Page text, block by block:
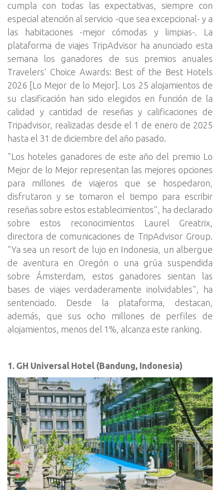
cumpla con todas las expectativas, siempre con
especial atención al servicio -que sea excepcional- y a
las habitaciones -mejor cómodas y limpias-. La
plataforma de viajes TripAdvisor ha anunciado esta
semana los ganadores de sus premios anuales
Travelers' Choice Awards: Best of the Best Hotels
2026 [Lo Mejor de lo Mejor]. Los 25 alojamientos de
su clasificación han sido elegidos en función de la
calidad y cantidad de reseñas y calificaciones de
Tripadvisor, realizadas desde el 1 de enero de 2025
hasta el 31 de diciembre del año pasado.
"Los hoteles ganadores de este año del premio Lo
Mejor de lo Mejor representan las mejores opciones
para millones de viajeros que se hospedaron,
disfrutaron y se tomaron el tiempo para escribir
reseñas sobre estos establecimientos", ha declarado
sobre estos reconocimientos Laurel Greatrix,
directora de comunicaciones de TripAdvisor Group.
"Ya sea un resort de lujo en Indonesia, un albergue
de aventura en Oregón o una grúa suspendida
sobre Ámsterdam, estos ganadores sientan las
bases de viajes verdaderamente inolvidables", ha
sentenciado. Desde la plataforma, destacan,
además, que sus ocho millones de perfiles de
alojamientos, menos del 1%, alcanza este ranking.
1. GH Universal Hotel (Bandung, Indonesia)